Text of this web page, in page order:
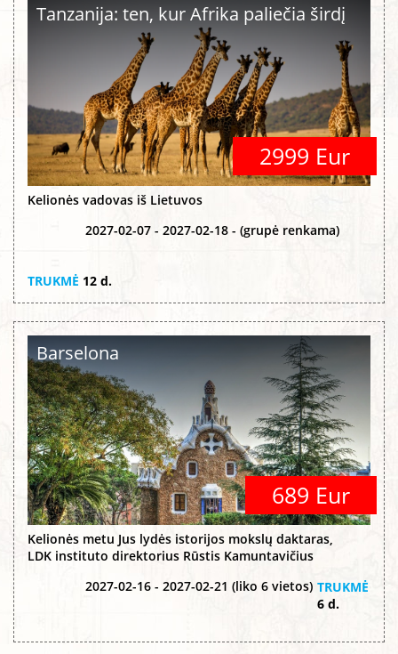
Tanzanija: ten, kur Afrika paliečia širdį
2999 Eur
Kelionės vadovas iš Lietuvos
2027-02-07 - 2027-02-18 - (grupė renkama)
TRUKMĖ 12 d.
Barselona
689 Eur
Kelionės metu Jus lydės istorijos mokslų daktaras,
LDK instituto direktorius Rūstis Kamuntavičius
2027-02-16 - 2027-02-21 (liko 6 vietos) TRUKMĖ
6 d.